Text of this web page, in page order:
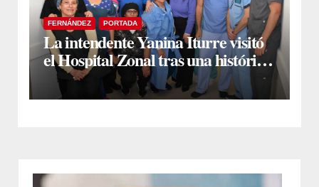
FERNÁNDEZ PORTADA
La intendente Yanina Iturre visitó
el Hospital Zonal tras una histórica
jornada de intervenciones
laparoscópicas